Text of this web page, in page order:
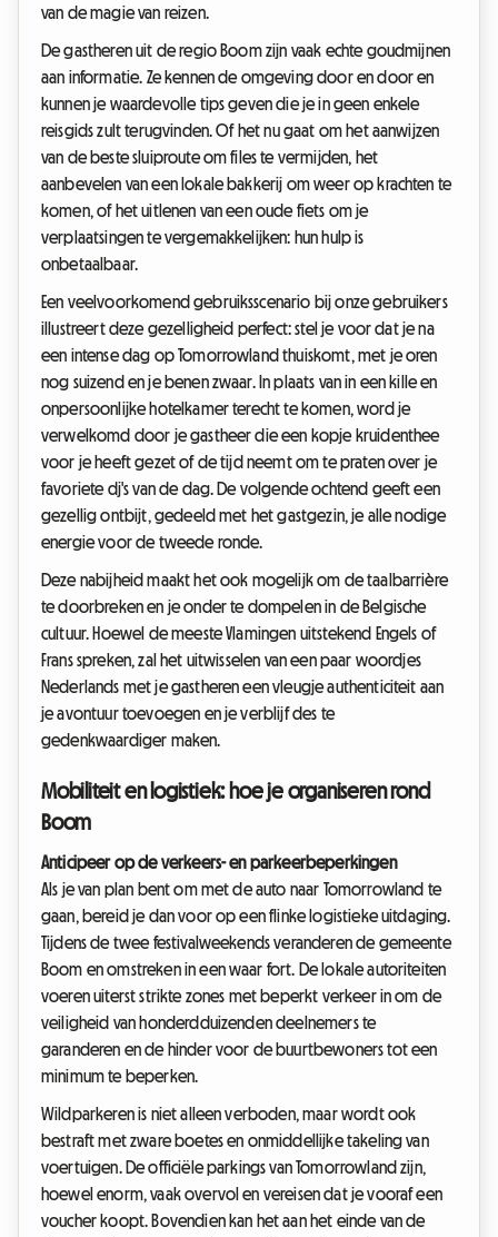
van de magie van reizen.
De gastheren uit de regio Boom zijn vaak echte goudmijnen
aan informatie. Ze kennen de omgeving door en door en
kunnen je waardevolle tips geven die je in geen enkele
reisgids zult terugvinden. Of het nu gaat om het aanwijzen
van de beste sluiproute om files te vermijden, het
aanbevelen van een lokale bakkerij om weer op krachten te
komen, of het uitlenen van een oude fiets om je
verplaatsingen te vergemakkelijken: hun hulp is
onbetaalbaar.
Een veelvoorkomend gebruiksscenario bij onze gebruikers
illustreert deze gezelligheid perfect: stel je voor dat je na
een intense dag op Tomorrowland thuiskomt, met je oren
nog suizend en je benen zwaar. In plaats van in een kille en
onpersoonlijke hotelkamer terecht te komen, word je
verwelkomd door je gastheer die een kopje kruidenthee
voor je heeft gezet of de tijd neemt om te praten over je
favoriete dj's van de dag. De volgende ochtend geeft een
gezellig ontbijt, gedeeld met het gastgezin, je alle nodige
energie voor de tweede ronde.
Deze nabijheid maakt het ook mogelijk om de taalbarrière
te doorbreken en je onder te dompelen in de Belgische
cultuur. Hoewel de meeste Vlamingen uitstekend Engels of
Frans spreken, zal het uitwisselen van een paar woordjes
Nederlands met je gastheren een vleugje authenticiteit aan
je avontuur toevoegen en je verblijf des te
gedenkwaardiger maken.
Mobiliteit en logistiek: hoe je organiseren rond
Boom
Anticipeer op de verkeers- en parkeerbeperkingen
Als je van plan bent om met de auto naar Tomorrowland te
gaan, bereid je dan voor op een flinke logistieke uitdaging.
Tijdens de twee festivalweekends veranderen de gemeente
Boom en omstreken in een waar fort. De lokale autoriteiten
voeren uiterst strikte zones met beperkt verkeer in om de
veiligheid van honderdduizenden deelnemers te
garanderen en de hinder voor de buurtbewoners tot een
minimum te beperken.
Wildparkeren is niet alleen verboden, maar wordt ook
bestraft met zware boetes en onmiddellijke takeling van
voertuigen. De officiële parkings van Tomorrowland zijn,
hoewel enorm, vaak overvol en vereisen dat je vooraf een
voucher koopt. Bovendien kan het aan het einde van de